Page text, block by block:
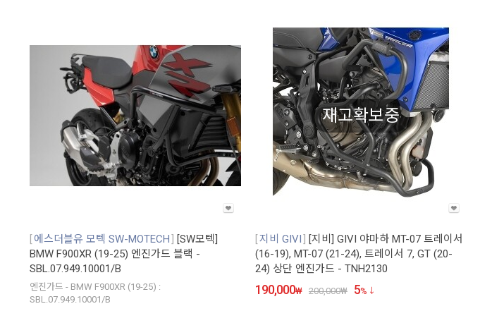
에스더블유 모텍 SW-MOTECH
[SW모텍]
BMW F900XR (19-25) 엔진가드 블랙 -
SBL.07.949.10001/B
엔진가드 - BMW F900XR (19-25) :
SBL.07.949.10001/B
재고확보중
지비 GIVI
[지비] GIVI 야마하 MT-07 트레이서
(16-19), MT-07 (21-24), 트레이서 7, GT (20-
24) 상단 엔진가드 - TNH2130
190,000₩ 200,000₩ 5%